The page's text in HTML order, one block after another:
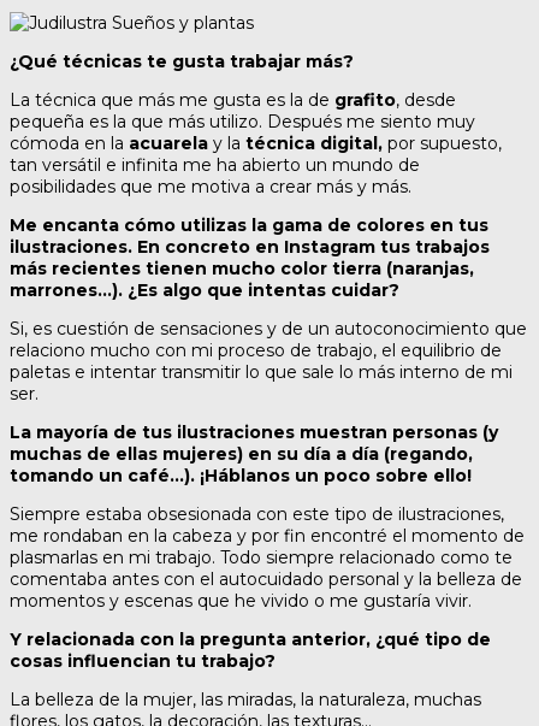
¿Qué técnicas te gusta trabajar más?
La técnica que más me gusta es la de grafito, desde
pequeña es la que más utilizo. Después me siento muy
cómoda en la acuarela y la técnica digital, por supuesto,
tan versátil e infinita me ha abierto un mundo de
posibilidades que me motiva a crear más y más.
Me encanta cómo utilizas la gama de colores en tus
ilustraciones. En concreto en Instagram tus trabajos
más recientes tienen mucho color tierra (naranjas,
marrones…). ¿Es algo que intentas cuidar?
Si, es cuestión de sensaciones y de un autoconocimiento que
relaciono mucho con mi proceso de trabajo, el equilibrio de
paletas e intentar transmitir lo que sale lo más interno de mi
ser.
La mayoría de tus ilustraciones muestran personas (y
muchas de ellas mujeres) en su día a día (regando,
tomando un café…). ¡Háblanos un poco sobre ello!
Siempre estaba obsesionada con este tipo de ilustraciones,
me rondaban en la cabeza y por fin encontré el momento de
plasmarlas en mi trabajo. Todo siempre relacionado como te
comentaba antes con el autocuidado personal y la belleza de
momentos y escenas que he vivido o me gustaría vivir.
Y relacionada con la pregunta anterior, ¿qué tipo de
cosas influencian tu trabajo?
La belleza de la mujer, las miradas, la naturaleza, muchas
flores, los gatos, la decoración, las texturas…